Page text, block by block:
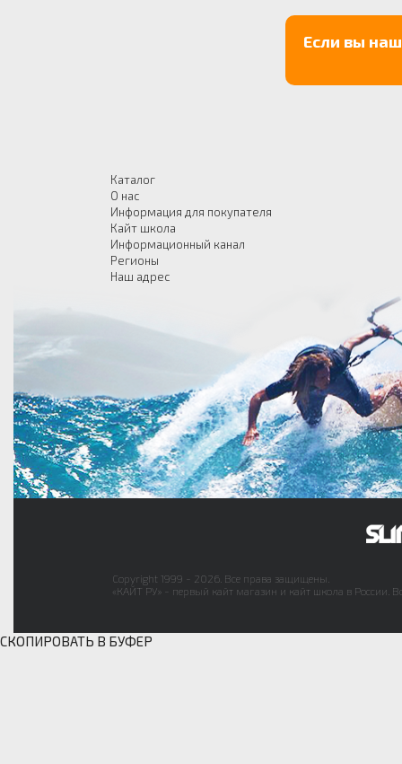
Если вы
Каталог
О нас
Информация для покупателя
Кайт школа
Информационный канал
Регионы
Наш адрес
Copyright 1999 - 2026. Все права защищены.
«КАЙТ РУ» - первый кайт магазин и кайт школа в России.
СКОПИРОВАТЬ В БУФЕР